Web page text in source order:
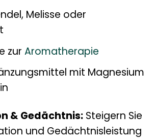
Melisse oder
zur Aromatherapie
mit Magnesium
& Gedächtnis: Steigern Sie
und Gedächtnisleistung